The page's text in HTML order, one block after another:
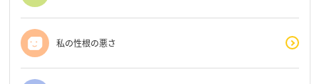
私の性根の悪さ